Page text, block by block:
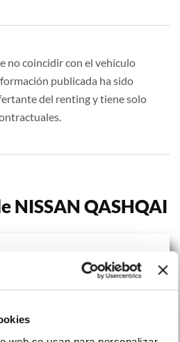
no coincidir con el vehículo
publicada ha sido
del renting y tiene solo
NISSAN QASHQAI